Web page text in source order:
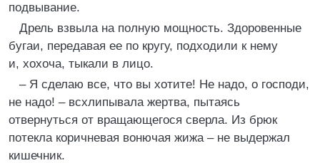
подвывание.
Дрель взвыла на полную мощность. Здоровенные
бугаи, передавая ее по кругу, подходили к нему
и, хохоча, тыкали в лицо.
– Я сделаю все, что вы хотите! Не надо, о господи,
не надо! – всхлипывала жертва, пытаясь
отвернуться от вращающегося сверла. Из брюк
потекла коричневая вонючая жижа – не выдержал
кишечник.